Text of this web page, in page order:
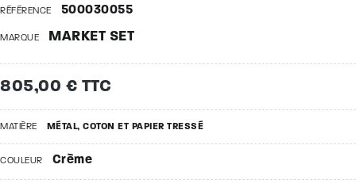
RÉFÉRENCE 500030055
MARQUE MARKET SET
805,00 € TTC
MATIÈRE MÉTAL, COTON ET PAPIER TRESSÉ
COULEUR Crème